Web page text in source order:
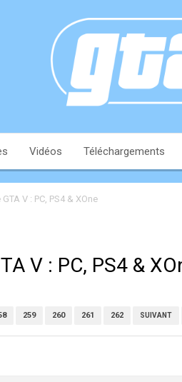
Vidéos Téléchargements
V : PC, PS4 & XOne
V : PC, PS4 &
259 260 261 262 SUIVANT